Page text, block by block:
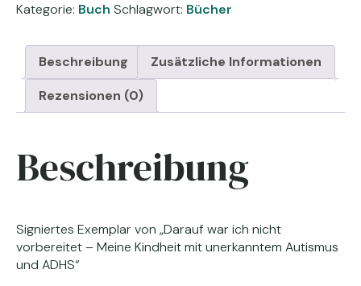
vorbereitet
Taschenbuch
Menge
Kategorie: Buch Schlagwort: Bücher
Beschreibung
Zusätzliche Informationen
Rezensionen (0)
Beschreibung
Signiertes Exemplar von „Darauf war ich nicht
vorbereitet – Meine Kindheit mit unerkanntem Autismus
und ADHS“